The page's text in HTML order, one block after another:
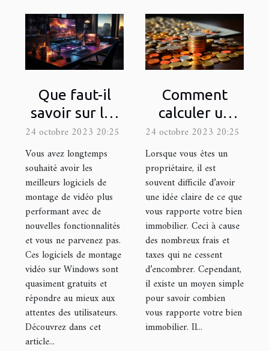
Que faut-il
savoir sur les
logiciels de
montage de
vidéo ?
24 octobre 2023 20:25
Vous avez longtemps
souhaité avoir les
meilleurs logiciels de
montage de vidéo plus
performant avec de
nouvelles fonctionnalités
et vous ne parvenez pas.
Ces logiciels de montage
vidéo sur Windows sont
quasiment gratuits et
répondre au mieux aux
attentes des utilisateurs.
Découvrez dans cet
article...
Comment
calculer un
rendement
locatif ?
24 octobre 2023 20:25
Lorsque vous êtes un
propriétaire, il est
souvent difficile d’avoir
une idée claire de ce que
vous rapporte votre bien
immobilier. Ceci à cause
des nombreux frais et
taxes qui ne cessent
d’encombrer. Cependant,
il existe un moyen simple
pour savoir combien
vous rapporte votre bien
immobilier. Il...